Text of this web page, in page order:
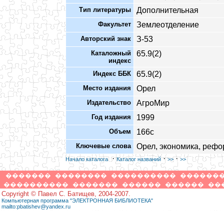
Тип литературы Дополнительная
Факультет Землеотделение
Авторский знак З-53
Каталожный
индекс
65.9(2)
Индекс ББК 65.9(2)
Место издания Орел
Издательство АгроМир
Год издания 1999
Объем 166с
Ключевые слова Орел, экономика,
Начало каталога·Каталог названий·>>·>>
������� �������� ����������
���������� ������� ������ ������
Copyright © Павел С. Батищев, 2004-2007.
Компьютерная программа "ЭЛЕКТРОННАЯ БИБЛИОТЕКА"
mailto:pbatishev@yandex.ru